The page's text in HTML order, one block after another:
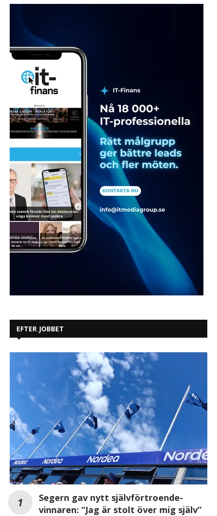
EFTER JOBBET
Segern gav nytt självförtroende-
vinnaren: “Jag är stolt över mig själv”